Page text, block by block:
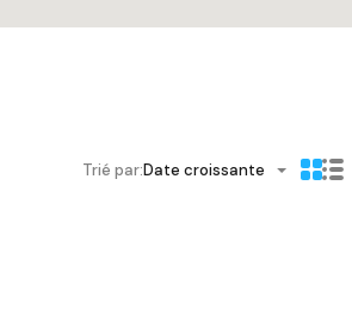
Trié par:Date croissante